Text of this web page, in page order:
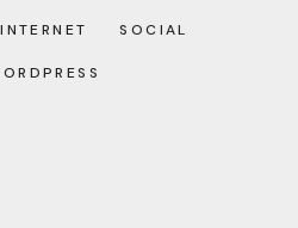
SOCIAL